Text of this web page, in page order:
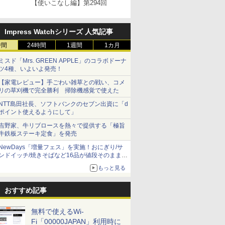
【使いこなし編】第294回
Impress Watchシリーズ 人気記事
24時間 1週間 1カ月
スド「Mrs. GREEN APPLE」のコラボドーナ
4種、いよいよ発売！
家電レビュー】手ごわい雑草との戦い、コメ
の草刈機で完全勝利 掃除機感覚で使えた
島田社長、ソフトバンクのセブン出資に「d
イント使えるようにして」
野家、牛リブロースを熱々で提供する「極旨
鉄板ステーキ定食」を発売
「増量フェス」を実施！おにぎり/サ
ドイッチ/焼きそばなど16品が値段そのままで
もっと見る
おすすめ記事
無料で使えるWi-
Fi「00000JAPAN」利用時に